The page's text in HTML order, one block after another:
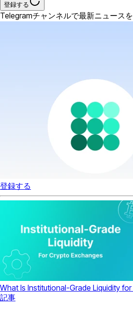
登録する
Telegramチャンネルで最新ニュース
登録する
What Is Institutional-Grade Liquidity
記事